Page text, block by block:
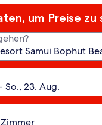
um Preise zu